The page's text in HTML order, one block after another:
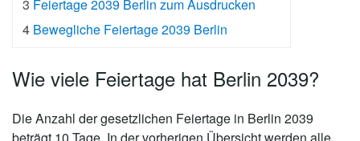
3 Feiertage 2039 Berlin zum Ausdrucken
4 Bewegliche Feiertage 2039 Berlin
Wie viele Feiertage hat Berlin 2039?
Die Anzahl der gesetzlichen Feiertage in Berlin 2039
beträgt 10 Tage. In der vorherigen Übersicht werden alle